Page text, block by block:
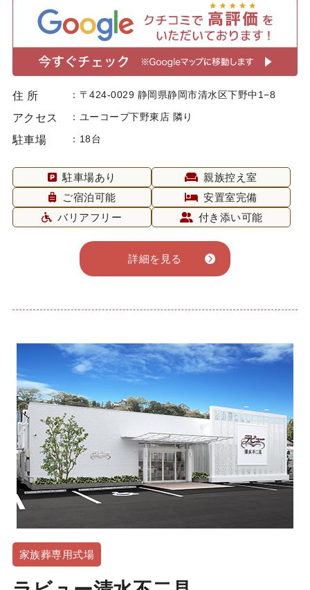
住 所 〒424-0029 静岡県静岡市清水区下野中1−8
アクセス ユーコープ下野東店 隣り
駐車場 18台
駐車場あり
親族控え室
ご宿泊可能
安置室完備
バリアフリー
付き添い可能
詳細を見る
家族葬専用式場